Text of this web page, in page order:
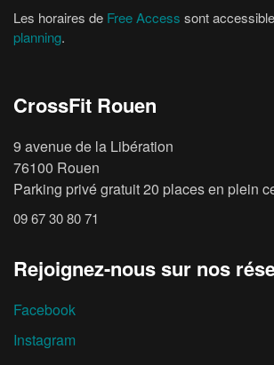
Les horaires de Free Access sont
planning.
CrossFit Rouen
9 avenue de la Libération
76100 Rouen
Parking privé gratuit 20 places en plein
09 67 30 80 71
Rejoignez-nous sur nos
Facebook
Instagram